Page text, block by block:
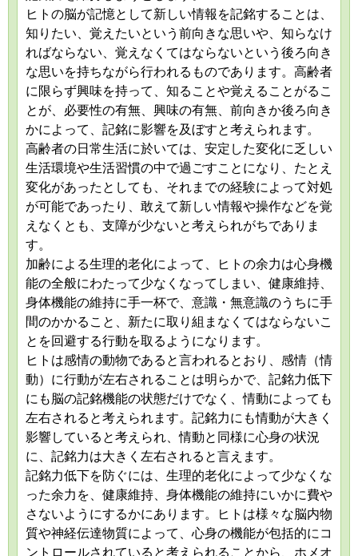
ヒトの脳が記憶として新しい情報を記銘することは、
知りたい、覚えたいという前向きな思いや、知らなけ
ればならない、覚えなくてはならないという後ろ向き
な思いを持ちながら行われるものであります。高齢者
に限らず興味を持って、知ることや覚えることがるこ
とが、必要性の有無、興味の有無、前向きか後ろ向き
かによって、記銘に影響を及ぼすと考えられます。
高齢者の日常生活に於いては、安定した変化に乏しい
生活環境や生活習慣の中で過ごすことになり、たとえ
変化があったとしても、それまでの経験によって対処
が可能であったり、敢えて新しい情報や操作などを覚
えなくとも、支障が少ないと考えられがちでありま
す。
加齢による生理的老化によって、ヒトの余力は心身機
能の全般にわたって少なくなってしまい、健康維持、
身体機能の維持に手一杯で、意識・無意識のうちに手
間のかかること、新たに取り組まなくてはならないこ
とを回避する行動を取るようになります。
ヒトは感情の動物であると言われるとおり、感情（情
動）に行動が左右されることは明らかで、記銘力低下
にも脳の記銘機能の状態だけでなく、情動によっても
左右されると考えられます。記銘力にも情動が大きく
影響していると考えられ、情動と同様に心身の状況
に、記銘力は大きく左右されると言えます。
記銘力低下を防ぐには、生理的老化によって少なくな
った余力を、健康維持、身体機能の維持にいかに費や
さないようにするかにあります。ヒトは様々な脳内物
質や神経伝達物質によって、心身の機能が包括的にコ
ントロールされていると考えられることから、ホメオ